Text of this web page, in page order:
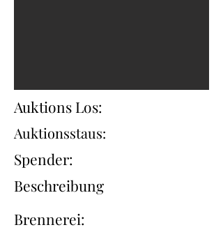
Auktions Los:
Auktionsstaus:
Spender:
Beschreibung
Brennerei: